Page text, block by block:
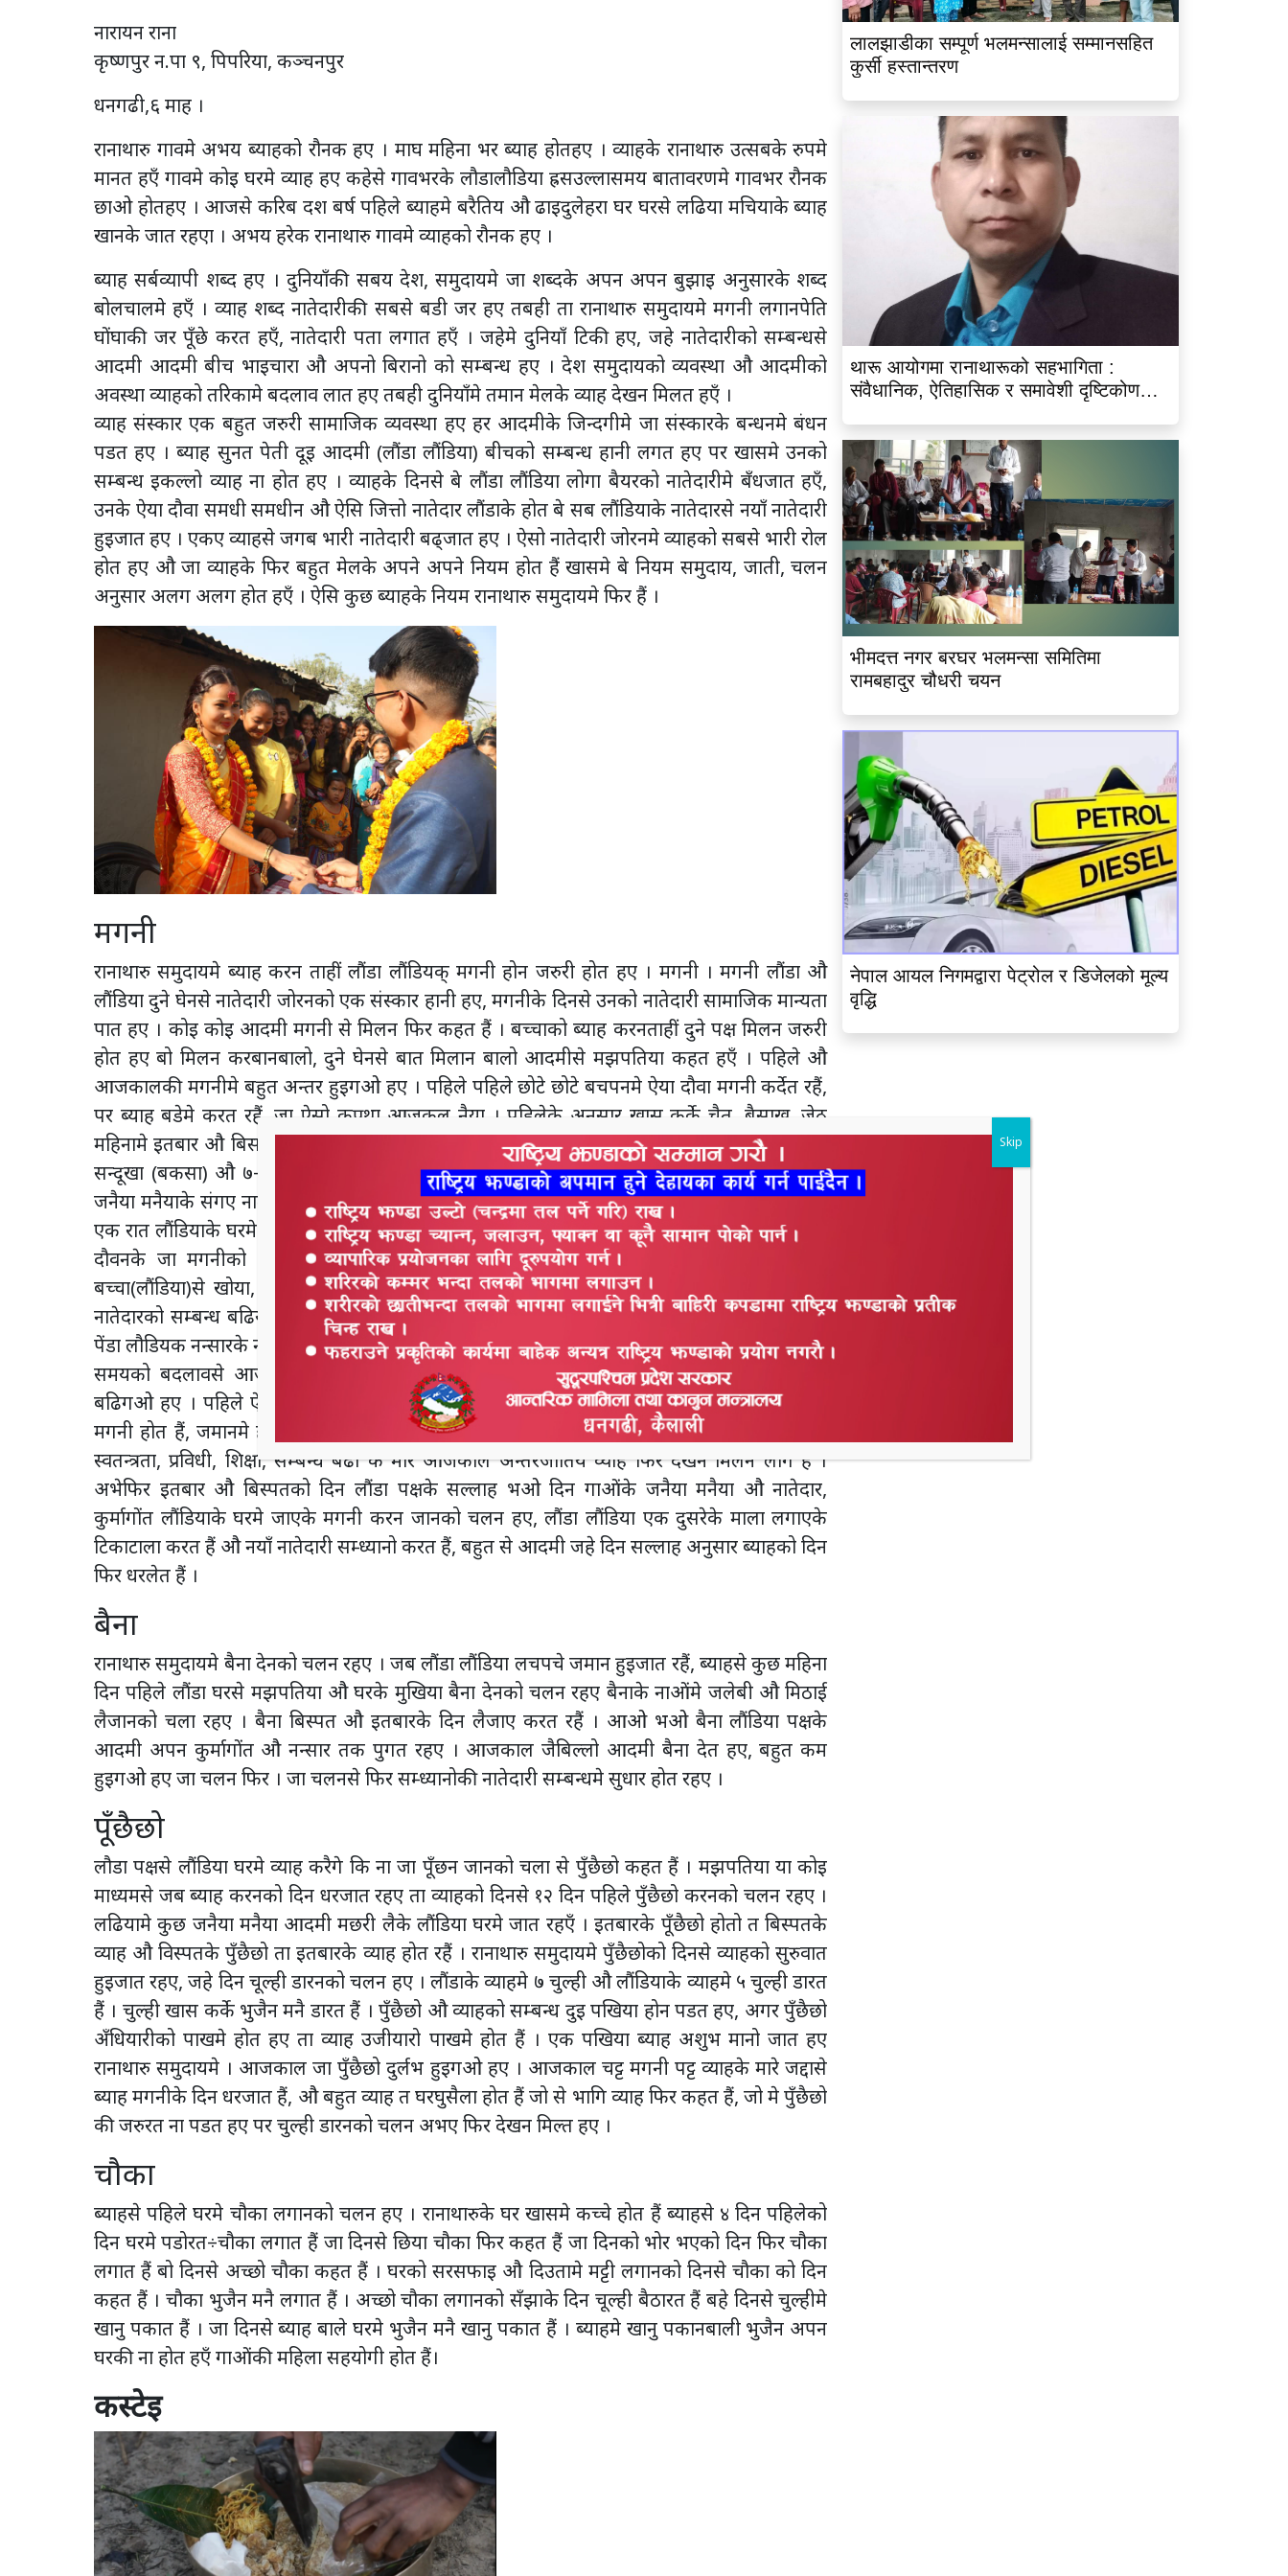
नारायन राना
कृष्णपुर न.पा ९, पिपरिया, कञ्चनपुर
धनगढी,६ माह ।
रानाथारु गावमे अभय ब्याहको रौनक हए । माघ महिना भर ब्याह होतहए । व्याहके रानाथारु उत्सबके रुपमे
मानत हएँ गावमे कोइ घरमे व्याह हए कहेसे गावभरके लौडालौडिया ह्रसउल्लासमय बातावरणमे गावभर रौनक
छाओ होतहए । आजसे करिब दश बर्ष पहिले ब्याहमे बरैतिय औ ढाइदुलेहरा घर घरसे लढिया मचियाके ब्याह
खानके जात रहएा । अभय हरेक रानाथारु गावमे व्याहको रौनक हए ।
ब्याह सर्बव्यापी शब्द हए । दुनियाँकी सबय देश, समुदायमे जा शब्दके अपन अपन बुझाइ अनुसारके शब्द
बोलचालमे हएँ । व्याह शब्द नातेदारीकी सबसे बडी जर हए तबही ता रानाथारु समुदायमे मगनी लगानपेति
घोंघाकी जर पूँछे करत हएँ, नातेदारी पता लगात हएँ । जहेमे दुनियाँ टिकी हए, जहे नातेदारीको सम्बन्धसे
आदमी आदमी बीच भाइचारा औ अपनो बिरानो को सम्बन्ध हए । देश समुदायको व्यवस्था औ आदमीको
अवस्था व्याहको तरिकामे बदलाव लात हए तबही दुनियाँमे तमान मेलके व्याह देखन मिलत हएँ ।
व्याह संस्कार एक बहुत जरुरी सामाजिक व्यवस्था हए हर आदमीके जिन्दगीमे जा संस्कारके बन्धनमे बंधन
पडत हए । ब्याह सुनत पेती दूइ आदमी (लौंडा लौंडिया) बीचको सम्बन्ध हानी लगत हए पर खासमे उनको
सम्बन्ध इकल्लो व्याह ना होत हए । व्याहके दिनसे बे लौंडा लौंडिया लोगा बैयरको नातेदारीमे बँधजात हएँ,
उनके ऐया दौवा समधी समधीन औ ऐसि जित्तो नातेदार लौंडाके होत बे सब लौंडियाके नातेदारसे नयाँ नातेदारी
हुइजात हए । एकए व्याहसे जगब भारी नातेदारी बढ्जात हए । ऐसो नातेदारी जोरनमे व्याहको सबसे भारी रोल
होत हए औ जा व्याहके फिर बहुत मेलके अपने अपने नियम होत हैं खासमे बे नियम समुदाय, जाती, चलन
अनुसार अलग अलग होत हएँ । ऐसि कुछ ब्याहके नियम रानाथारु समुदायमे फिर हैं ।
मगनी
रानाथारु समुदायमे ब्याह करन ताहीं लौंडा लौंडियक् मगनी होन जरुरी होत हए । मगनी । मगनी लौंडा औ
लौंडिया दुने घेनसे नातेदारी जोरनको एक संस्कार हानी हए, मगनीके दिनसे उनको नातेदारी सामाजिक मान्यता
पात हए । कोइ कोइ आदमी मगनी से मिलन फिर कहत हैं । बच्चाको ब्याह करनताहीं दुने पक्ष मिलन जरुरी
होत हए बो मिलन करबानबालो, दुने घेनसे बात मिलान बालो आदमीसे मझपतिया कहत हएँ । पहिले औ
आजकालकी मगनीमे बहुत अन्तर हुइगओ हए । पहिले पहिले छोटे छोटे बचपनमे ऐया दौवा मगनी कर्देत रहैं,
पर ब्याह बडेमे करत रहैं, जा ऐसो कुप्रथा आजकल नैया । पहिलेके अनुसार खास कर्के चैत, बैसाख, जेठ
महिनामे इतबार औ बिसपतके दिन मगनी करनको चलन होत रहए । लौंडा घेनसे २÷४ लढियामे कम्तिमे एक
सन्दूखा (बकसा) औ ७÷८ घल्लामे पेंडा, खोया, लड्डू, खोपडा भरके गस्ती(रुमाल) से मोहडो बाँधके गाओंके
जनैया मनैयाके संगए नातेदार औ नचकरहीया आदमी (लौंडा लोग) जाए करत रहैं । उनसे मगनाहरा कहत रहैं
एक रात लौंडियाके घरमे नाचगान करतए बहुत हँसीमजाक, जनौनी प्रतिस्पर्धा फिर चल्त रहए । पहिलेक ऐया
दौवनके जा मगनीको पेंडा, लड्डुको बडो लालच होत रहए तबही पहिले पहिले तमान आदमी अपन
बच्चा(लौंडिया)से खोया, पेंडा जैसे शब्दसे बुलाए करत रहैं जो पिच्छु उनकी नाओं बन्जाए । गाउँघर औ
नातेदारको सम्बन्ध बढिया बनानमारे मगनी खान अपन गाओंभरसे आदमी बुलानको चलन रहए औ बो लड्डू
पेंडा लौडियक नन्सारके नातेदार तक बैना के रुपमे पुगत रहए ।
समयको बदलावसे आजकाल ऐसो देखन दुलम्मो हुइगओ आजकाल चट्ट मगनी पट्ट ब्याहा को मान्यता
बढिगओ हए । पहिले ऐया दौवक् मनकी मगनी होत रहैं आजकल लौंडा लौंडिया दुनेको मन चित्त बुझाएके
मगनी होत हैं, जमानमे होत हैं । पहिले अपनी जातीमे इकल्लो मगनी होत रहैं पर ब्याहमे लौंडा लौडियाको
स्वतन्त्रता, प्रविधी, शिक्षा, सम्बन्ध बढो के मारे आजकाल अन्तरजातिय व्याह फिर देखन मिलन लागे हैं ।
अभेफिर इतबार औ बिस्पतको दिन लौंडा पक्षके सल्लाह भओ दिन गाओंके जनैया मनैया औ नातेदार,
कुर्मागोंत लौंडियाके घरमे जाएके मगनी करन जानको चलन हए, लौंडा लौंडिया एक दुसरेके माला लगाएके
टिकाटाला करत हैं औ नयाँ नातेदारी सम्ध्यानो करत हैं, बहुत से आदमी जहे दिन सल्लाह अनुसार ब्याहको दिन
फिर धरलेत हैं ।
बैना
रानाथारु समुदायमे बैना देनको चलन रहए । जब लौंडा लौंडिया लचपचे जमान हुइजात रहैं, ब्याहसे कुछ महिना
दिन पहिले लौंडा घरसे मझपतिया औ घरके मुखिया बैना देनको चलन रहए बैनाके नाओंमे जलेबी औ मिठाई
लैजानको चला रहए । बैना बिस्पत औ इतबारके दिन लैजाए करत रहैं । आओ भओ बैना लौंडिया पक्षके
आदमी अपन कुर्मागोंत औ नन्सार तक पुगत रहए । आजकाल जैबिल्लो आदमी बैना देत हए, बहुत कम
हुइगओ हए जा चलन फिर । जा चलनसे फिर सम्ध्यानोकी नातेदारी सम्बन्धमे सुधार होत रहए ।
पूँछैछो
लौडा पक्षसे लौंडिया घरमे व्याह करैगे कि ना जा पूँछन जानको चला से पुँछैछो कहत हैं । मझपतिया या कोइ
माध्यमसे जब ब्याह करनको दिन धरजात रहए ता व्याहको दिनसे १२ दिन पहिले पुँछैछो करनको चलन रहए ।
लढियामे कुछ जनैया मनैया आदमी मछरी लैके लौंडिया घरमे जात रहएँ । इतबारके पूँछैछो होतो त बिस्पतके
व्याह औ विस्पतके पुँछैछो ता इतबारके व्याह होत रहैं । रानाथारु समुदायमे पुँछैछोको दिनसे व्याहको सुरुवात
हुइजात रहए, जहे दिन चूल्ही डारनको चलन हए । लौंडाके व्याहमे ७ चुल्ही औ लौंडियाके व्याहमे ५ चुल्ही डारत
हैं । चुल्ही खास कर्के भुजैन मनै डारत हैं । पुँछैछो औ व्याहको सम्बन्ध दुइ पखिया होन पडत हए, अगर पुँछैछो
अँधियारीको पाखमे होत हए ता व्याह उजीयारो पाखमे होत हैं । एक पखिया ब्याह अशुभ मानो जात हए
रानाथारु समुदायमे । आजकाल जा पुँछैछो दुर्लभ हुइगओ हए । आजकाल चट्ट मगनी पट्ट व्याहके मारे जद्दासे
ब्याह मगनीके दिन धरजात हैं, औ बहुत व्याह त घरघुसैला होत हैं जो से भागि व्याह फिर कहत हैं, जो मे पुँछैछो
की जरुरत ना पडत हए पर चुल्ही डारनको चलन अभए फिर देखन मिल्त हए ।
चौका
ब्याहसे पहिले घरमे चौका लगानको चलन हए । रानाथारुके घर खासमे कच्चे होत हैं ब्याहसे ४ दिन पहिलेको
दिन घरमे पडोरत÷चौका लगात हैं जा दिनसे छिया चौका फिर कहत हैं जा दिनको भोर भएको दिन फिर चौका
लगात हैं बो दिनसे अच्छो चौका कहत हैं । घरको सरसफाइ औ दिउतामे मट्टी लगानको दिनसे चौका को दिन
कहत हैं । चौका भुजैन मनै लगात हैं । अच्छो चौका लगानको सँझाके दिन चूल्ही बैठारत हैं बहे दिनसे चुल्हीमे
खानु पकात हैं । जा दिनसे ब्याह बाले घरमे भुजैन मनै खानु पकात हैं । ब्याहमे खानु पकानबाली भुजैन अपन
घरकी ना होत हएँ गाओंकी महिला सहयोगी होत हैं।
कस्टेइ
लालझाडीका सम्पूर्ण भलमन्सालाई सम्मानसहित
कुर्सी हस्तान्तरण
थारू आयोगमा रानाथारूको सहभागिता :
संवैधानिक, ऐतिहासिक र समावेशी दृष्टिकोणबाट
भीमदत्त नगर बरघर भलमन्सा समितिमा
रामबहादुर चौधरी चयन
नेपाल आयल निगमद्वारा पेट्रोल र डिजेलको मूल्य
वृद्धि
Skip